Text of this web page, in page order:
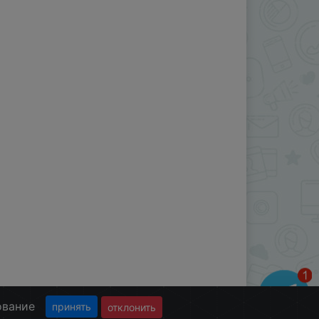
принять отклонить